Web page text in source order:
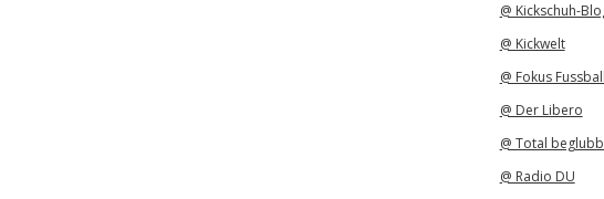
@ Kickschuh-
@ Kickwelt
@ Fokus Fussball
@ Der Libero
@ Total
@ Radio DU